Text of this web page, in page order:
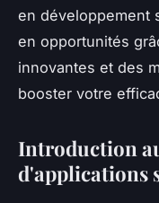
en développement
en opportunités
innovantes et des
booster votre
Introduction
d'applications